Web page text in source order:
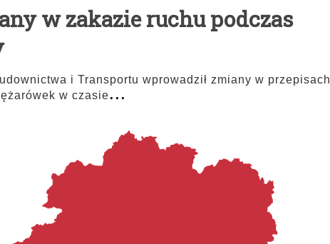
w zakazie ruchu podczas
i Transportu wprowadził zmiany w przepisach
w czasie...